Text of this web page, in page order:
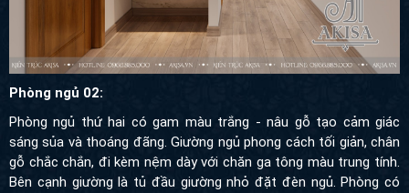
Phòng ngủ 02:
Phòng ngủ thứ hai có gam màu trắng - nâu gỗ tạo cảm giác
sáng sủa và thoáng đãng. Giường ngủ phong cách tối giản, chân
gỗ chắc chắn, đi kèm nệm dày với chăn ga tông màu trung tính.
Bên cạnh giường là tủ đầu giường nhỏ đặt đèn ngủ. Phòng có